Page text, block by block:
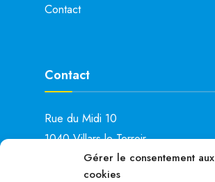
Gérer le consentement aux
cookies
Contact
Contact
Rue du Midi 10
1040 Villars-le-Terroir
Lu: 15h00 – 19h00
Ma: 14h00 – 16h00